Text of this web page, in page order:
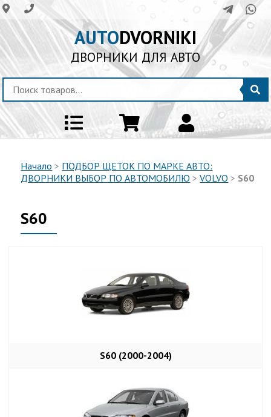
AUTODVORNIKI
ДВОРНИКИ ДЛЯ АВТО
Начало > ПОДБОР ЩЕТОК ПО МАРКЕ АВТО:
ДВОРНИКИ ВЫБОР ПО АВТОМОБИЛЮ >VOLVO > S60
S60
S60 (2000-2004)